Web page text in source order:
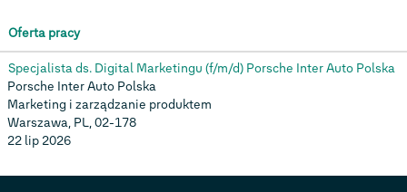
Oferta pracy
Specjalista ds. Digital Marketingu (f/m/d) Porsche Inter Auto Polska
Porsche Inter Auto Polska
Marketing i zarządzanie produktem
Warszawa, PL, 02-178
22 lip 2026